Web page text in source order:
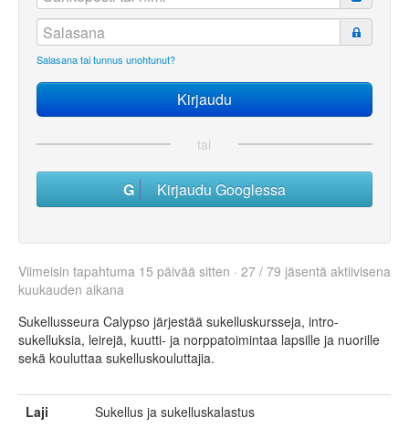
Salasana tai tunnus unohtunut?
tai
Kirjaudu Googlessa
Viimeisin tapahtuma 15 päivää sitten · 27 / 79 jäsentä aktiivisena
kuukauden aikana
Sukellusseura Calypso järjestää sukelluskursseja, intro-
sukelluksia, leirejä, kuutti- ja norppatoimintaa lapsille ja nuorille
sekä kouluttaa sukelluskouluttajia.
Laji
Sukellus ja sukelluskalastus